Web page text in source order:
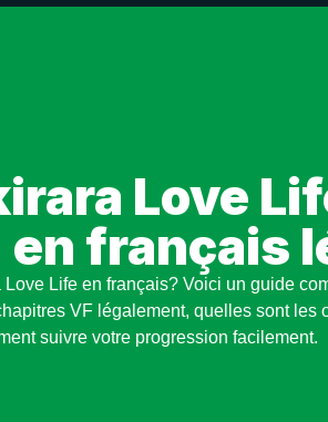
Love
en français
Life en français? Voici un guide
VF légalement, quelles sont les
suivre votre progression facilement.